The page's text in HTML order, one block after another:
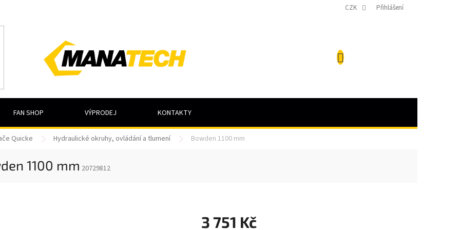
CZK Přihlášení
FAN SHOP VÝPRODEJ KONTAKTY
Quicke Hydraulické okruhy, ovládání a tlumení Bowden 1100 mm
1100 mm 20729812
3 751 Kč